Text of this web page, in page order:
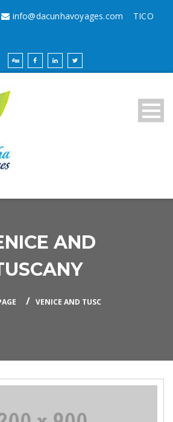
info@dacunhavoyages.com TICO
AND
VENICE AND TUSC